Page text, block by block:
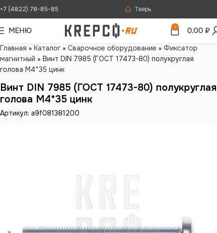
+7 (4822) 78-85-85 Тверь
МЕНЮ 0 0,00 ₽
Главная » Каталог » Сварочное оборудование » Фиксатор
магнитный » Винт DIN 7985 (ГОСТ 17473-80) полукруглая
голова М4*35 цинк
Винт DIN 7985 (ГОСТ 17473-80) полукруглая
голова М4*35 цинк
Артикул: a9f081381200